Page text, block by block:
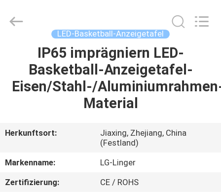
PRODUKTE
UNS
FABRIK-
AUSFLUG
Technology
LED-Basketball-Anzeigetafel
IP65 imprägniern LED-
Basketball-Anzeigetafel-
Eisen/Stahl-/
Material
Herkunftsort:
Jiaxing, Zhejiang, China
(Festland)
Markenname:
LG-Linger
Zertifizierung:
CE / ROHS